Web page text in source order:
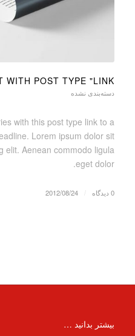
WITH POST TYPE "LINK"
دسته‌بندی نشده
with this post type link to a
Lorem ipsum dolor sit
elit. Aenean commodo ligula
eget dolor.
0 دیدگاه 2012/08/24
بیشتر بدانید …